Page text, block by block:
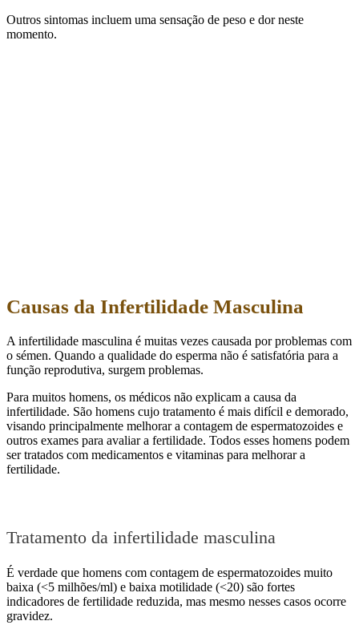
Outros sintomas incluem uma sensação de peso e dor neste
momento.
Causas da Infertilidade Masculina
A infertilidade masculina é muitas vezes causada por problemas com
o sémen. Quando a qualidade do esperma não é satisfatória para a
função reprodutiva, surgem problemas.
Para muitos homens, os médicos não explicam a causa da
infertilidade. São homens cujo tratamento é mais difícil e demorado,
visando principalmente melhorar a contagem de espermatozoides e
outros exames para avaliar a fertilidade. Todos esses homens podem
ser tratados com medicamentos e vitaminas para melhorar a
fertilidade.
Tratamento da infertilidade masculina
É verdade que homens com contagem de espermatozoides muito
baixa (<5 milhões/ml) e baixa motilidade (<20) são fortes
indicadores de fertilidade reduzida, mas mesmo nesses casos ocorre
gravidez.